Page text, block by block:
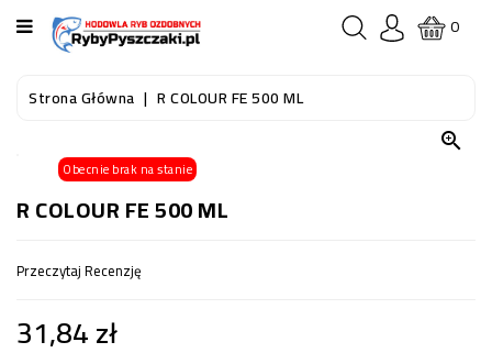
KATEGORIA
STRONA
RYBY
AKWARIOWE
DO
WODNEGO
I
0
Strona Główna R COLOUR FE 500 ML
Obecnie brak na stanie

R COLOUR FE 500 ML
Przeczytaj Recenzję
31,84 zł